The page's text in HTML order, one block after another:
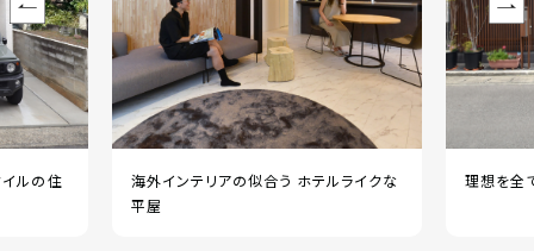
ルの住
海外インテリアの似合う ホテルライクな
平屋
理想を全